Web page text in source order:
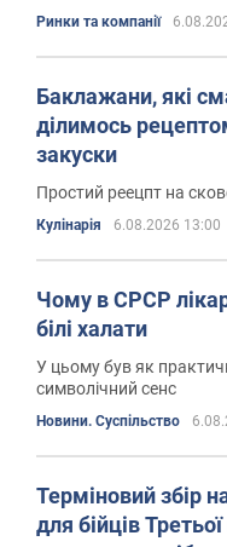
Ринки та компанії
Баклажани, які
ділимось
закуски
Простий реецпт на
Кулінарія 6.08.2026 13:00
Чому в СРСР
білі халати
У цьому був як
символічний сенс
Новини. Суспільство
Терміновий збір
для бійців